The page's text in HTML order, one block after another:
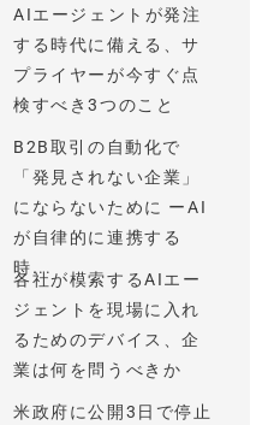
AIエージェントが発注
する時代に備える、サ
プライヤーが今すぐ点
検すべき3つのこと
B2B取引の自動化で
「発見されない企業」
にならないために ーAI
が自律的に連携する
時...
各社が模索するAIエー
ジェントを現場に入れ
るためのデバイス、企
業は何を問うべきか
米政府に公開3日で停止